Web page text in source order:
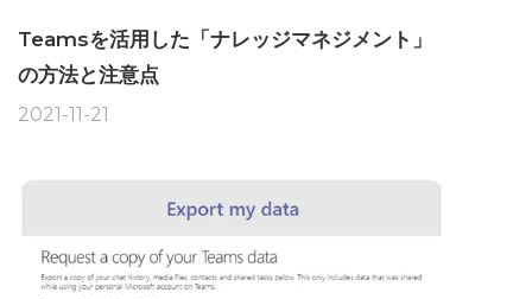
Teamsを活用した「ナレッジマネジメント」
の方法と注意点
2021-11-21